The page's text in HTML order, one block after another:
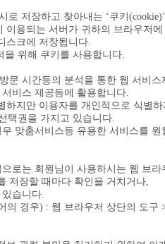
로 저장하고 찾아내는 ‘쿠키
이용되는 서버가 귀하의 브라우저
스크에 저장됩니다.
위해 쿠키를 사용합니다.
문 시간등의 분석을 통한 웹 서비스
비스 제공등에 활용합니다.
하지만 이용자를 개인적으로 식별
택권을 가지고 있습니다.
맞춤서비스등 유용한 서비스를 원
로는 회원님이 사용하시는 웹 브라
저장할 때마다 확인을 거치거나,
습니다.
의 경우) : 웹 브라우저 상단의 도구